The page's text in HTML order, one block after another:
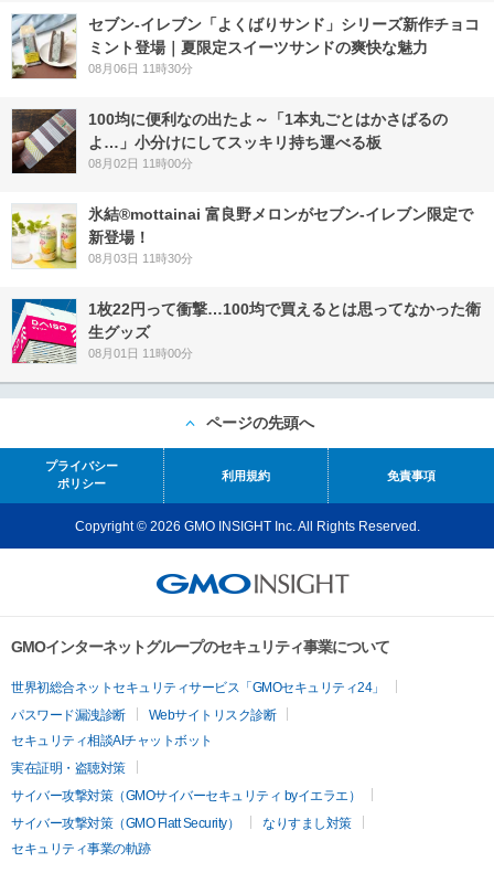
セブン‐イレブン「よくばりサンド」シリーズ新作チョコ
ミント登場｜夏限定スイーツサンドの爽快な魅力
08月06日 11時30分
100均に便利なの出たよ～「1本丸ごとはかさばるの
よ…」小分けにしてスッキリ持ち運べる板
08月02日 11時00分
氷結®mottainai 富良野メロンがセブン‐イレブン限定で
新登場！
08月03日 11時30分
1枚22円って衝撃…100均で買えるとは思ってなかった衛
生グッズ
08月01日 11時00分
ページの先頭へ
プライバシー
ポリシー
利用規約 免責事項
Copyright © 2026 GMO INSIGHT Inc. All Rights Reserved.
GMOインターネットグループのセキュリティ事業について
世界初総合ネットセキュリティサービス「GMOセキュリティ24」
パスワード漏洩診断
Webサイトリスク診断
セキュリティ相談AIチャットボット
実在証明・盗聴対策
サイバー攻撃対策（GMOサイバーセキュリティ byイエラエ）
サイバー攻撃対策（GMO Flatt Security）
なりすまし対策
セキュリティ事業の軌跡